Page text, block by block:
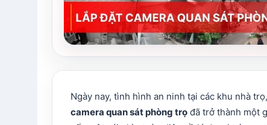
Ngày nay, tình hình an ninh tại các khu nhà
camera quan sát phòng trọ đã trở thành một